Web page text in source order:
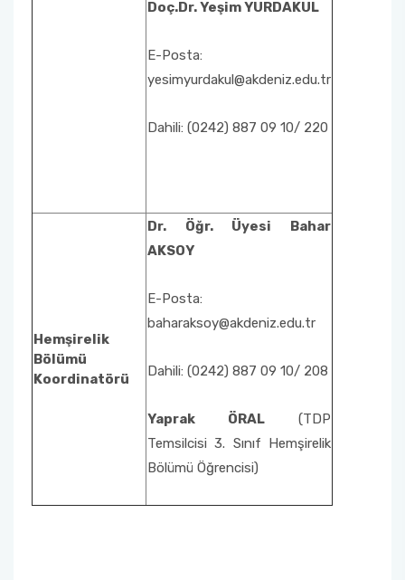
Doç.Dr. Yeşim YURDAKUL
E-Posta:
yesimyurdakul@akdeniz.edu.tr
Dahili: (0242) 887 09 10/ 220
Hemşirelik
Bölümü
Koordinatörü
Dr. Öğr. Üyesi Bahar
AKSOY
E-Posta:
baharaksoy@akdeniz.edu.tr
Dahili: (0242) 887 09 10/ 208
Yaprak ÖRAL (TDP
Temsilcisi 3. Sınıf Hemşirelik
Bölümü Öğrencisi)
Sosyal Komite Komisyonu
Sosyal Medya Komisyonu
Ulusal/ Uluslararası İlişkiler Koordinatörlüğü